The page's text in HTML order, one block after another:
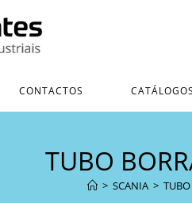
CONTACTOS CATÁLOGOS
TUBO
> SCANIA >